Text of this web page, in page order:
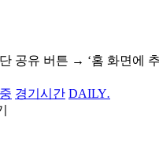
공유 버튼 → ‘홈 화면에
경기시간 DAILY.